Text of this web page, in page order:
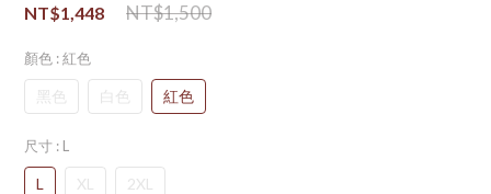
NT$1,448 NT$1,500
顏色 : 紅色
黑色 白色 紅色
尺寸 : L
L XL 2XL